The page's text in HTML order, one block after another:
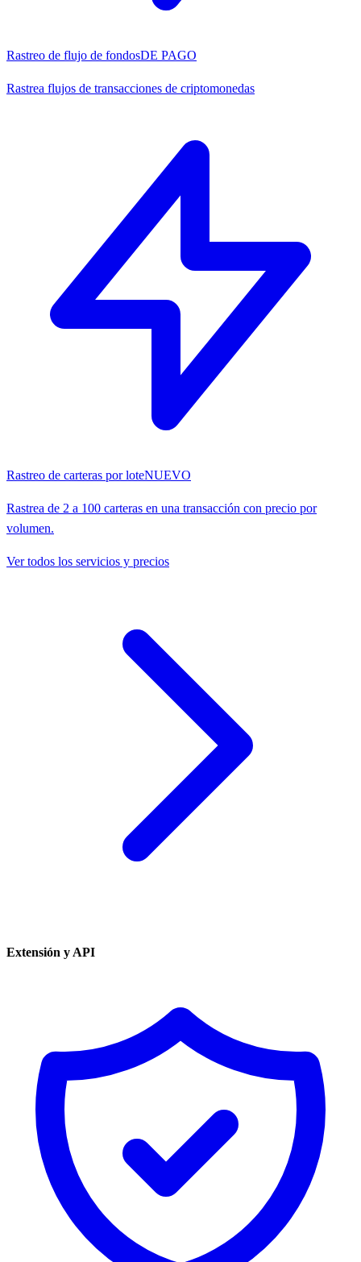
Rastreo de flujo de fondosDE PAGO
Rastrea flujos de transacciones de criptomonedas
Rastreo de carteras por loteNUEVO
Rastrea de 2 a 100 carteras en una transacción con precio por
volumen.
Ver todos los servicios y precios
Extensión y API